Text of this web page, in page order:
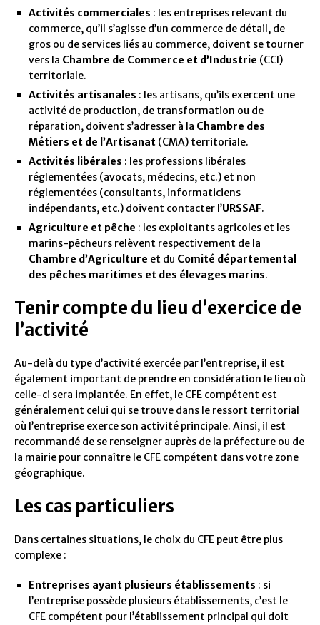
Activités commerciales : les entreprises relevant du
commerce, qu’il s’agisse d’un commerce de détail, de
gros ou de services liés au commerce, doivent se tourner
vers la Chambre de Commerce et d’Industrie (CCI)
territoriale.
Activités artisanales : les artisans, qu’ils exercent une
activité de production, de transformation ou de
réparation, doivent s’adresser à la Chambre des
Métiers et de l’Artisanat (CMA) territoriale.
Activités libérales : les professions libérales
réglementées (avocats, médecins, etc.) et non
réglementées (consultants, informaticiens
indépendants, etc.) doivent contacter l’URSSAF.
Agriculture et pêche : les exploitants agricoles et les
marins-pêcheurs relèvent respectivement de la
Chambre d’Agriculture et du Comité départemental
des pêches maritimes et des élevages marins.
Tenir compte du lieu d’exercice de
l’activité
Au-delà du type d’activité exercée par l’entreprise, il est
également important de prendre en considération le lieu où
celle-ci sera implantée. En effet, le CFE compétent est
généralement celui qui se trouve dans le ressort territorial
où l’entreprise exerce son activité principale. Ainsi, il est
recommandé de se renseigner auprès de la préfecture ou de
la mairie pour connaître le CFE compétent dans votre zone
géographique.
Les cas particuliers
Dans certaines situations, le choix du CFE peut être plus
complexe :
Entreprises ayant plusieurs établissements : si
l’entreprise possède plusieurs établissements, c’est le
CFE compétent pour l’établissement principal qui doit